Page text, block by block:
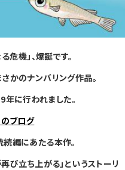
危機」、爆誕です。
かのナンバリング作品。
に行われました。
のブログ
編にあたる本作。
び立ち上がる」というストーリ